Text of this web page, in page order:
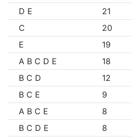
D E
21
C
20
E
19
A B C D E
18
B C D
12
B C E
9
A B C E
8
B C D E
8